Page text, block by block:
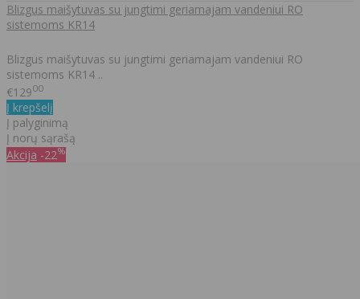
Blizgus maišytuvas su jungtimi geriamajam vandeniui RO
sistemoms KR14
Blizgus maišytuvas su jungtimi geriamajam vandeniui RO
sistemoms KR14 ..
€12900
Į krepšelį
Į palyginimą
Į norų sąrašą
Akcija -22%